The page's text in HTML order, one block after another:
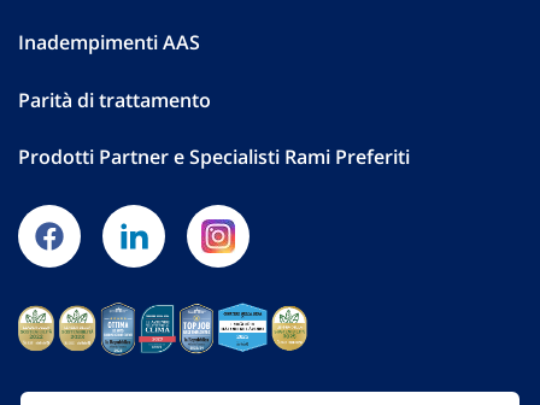
Inadempimenti AAS
Parità di trattamento
Prodotti Partner e Specialisti Rami Preferiti